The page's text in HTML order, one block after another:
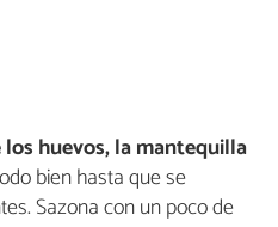
los huevos, la mantequilla
bien hasta que se
Sazona con un poco de